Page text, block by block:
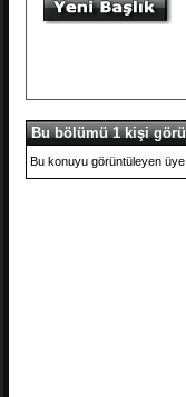
Bu bölümü 1 kişi
Bu konuyu görüntüleyen üye